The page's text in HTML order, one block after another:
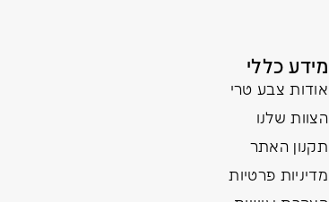
מידע כללי
אודות צבע טרי
הצוות שלנו
תקנון האתר
מדיניות פרטיות